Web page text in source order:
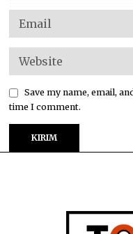
Save my name, email,
time I comment.